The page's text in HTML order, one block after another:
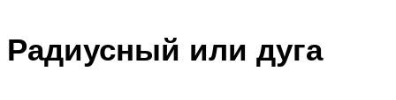
Радиусный или дуга